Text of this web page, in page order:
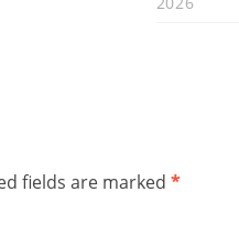
fields are marked *